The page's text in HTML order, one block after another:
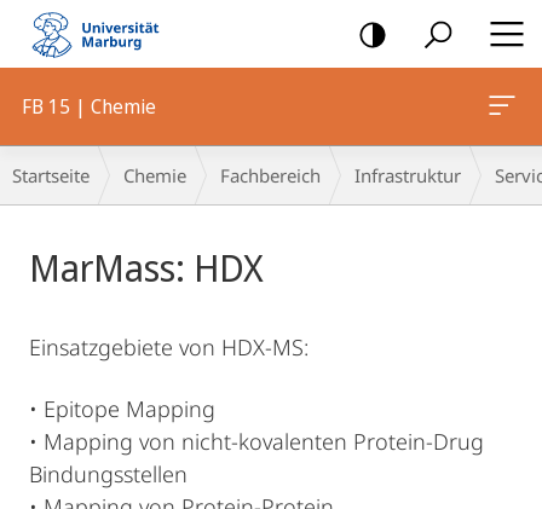
Mobile-
Navigation
FB 15 | Chemie
Breadcrumb-
Navigation
Startseite Chemie Fachbereich Infrastruktur
MarMass: HDX
Einsatzgebiete von HDX-MS:
• Epitope Mapping
• Mapping von nicht-kovalenten Protein-Drug
Bindungsstellen